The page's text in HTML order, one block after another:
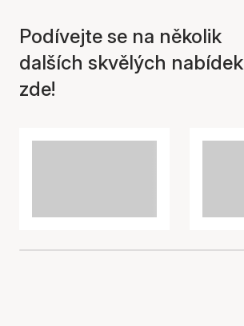
Položka byla přidána do
košíku
Podívejte se na několik
dalších skvělých nabídek
zde!